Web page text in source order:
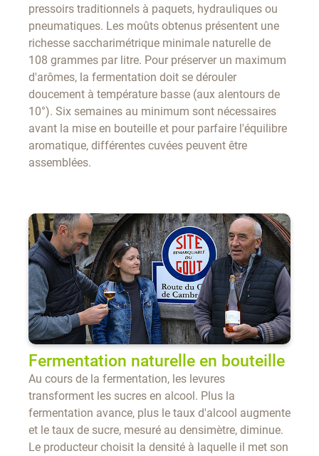
pressoirs traditionnels à paquets, hydrauliques ou
pneumatiques. Les moûts obtenus présentent une
richesse saccharimétrique minimale naturelle de
108 grammes par litre. Pour préserver un maximum
d'arômes, la fermentation doit se dérouler
doucement à température basse (aux alentours de
10°). Six semaines au minimum sont nécessaires
avant la mise en bouteille et pour parfaire l'équilibre
aromatique, différentes cuvées peuvent être
assemblées.
Fermentation naturelle en bouteille
Au cours de la fermentation, les levures
transforment les sucres en alcool. Plus la
fermentation avance, plus le taux d'alcool augmente
et le taux de sucre, mesuré au densimètre, diminue.
Le producteur choisit la densité à laquelle il met son